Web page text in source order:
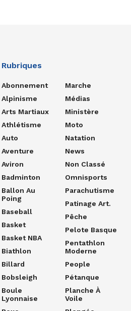
Rubriques
Abonnement
Alpinisme
Arts Martiaux
Athlétisme
Auto
Aventure
Aviron
Badminton
Ballon Au
Poing
Baseball
Basket
Basket NBA
Biathlon
Billard
Bobsleigh
Boule
Lyonnaise
Marche
Médias
Ministère
Moto
Natation
News
Non Classé
Omnisports
Parachutisme
Patinage Art.
Pêche
Pelote Basque
Pentathlon
Moderne
People
Pétanque
Planche À
Voile